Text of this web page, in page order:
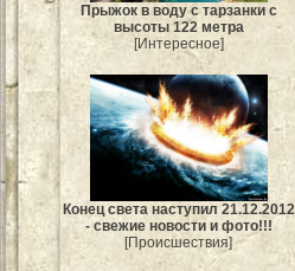
Прыжок в воду с тарзанки с
высоты 122 метра
[Интересное]
Конец света наступил 21.12.2012
- свежие новости и фото!!!
[Происшествия]